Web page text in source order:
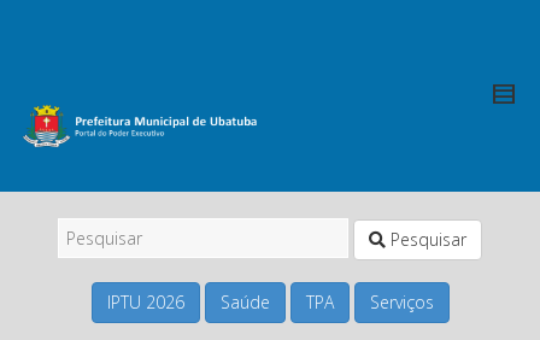
Pesquisar
IPTU 2026 Saúde TPA Serviços